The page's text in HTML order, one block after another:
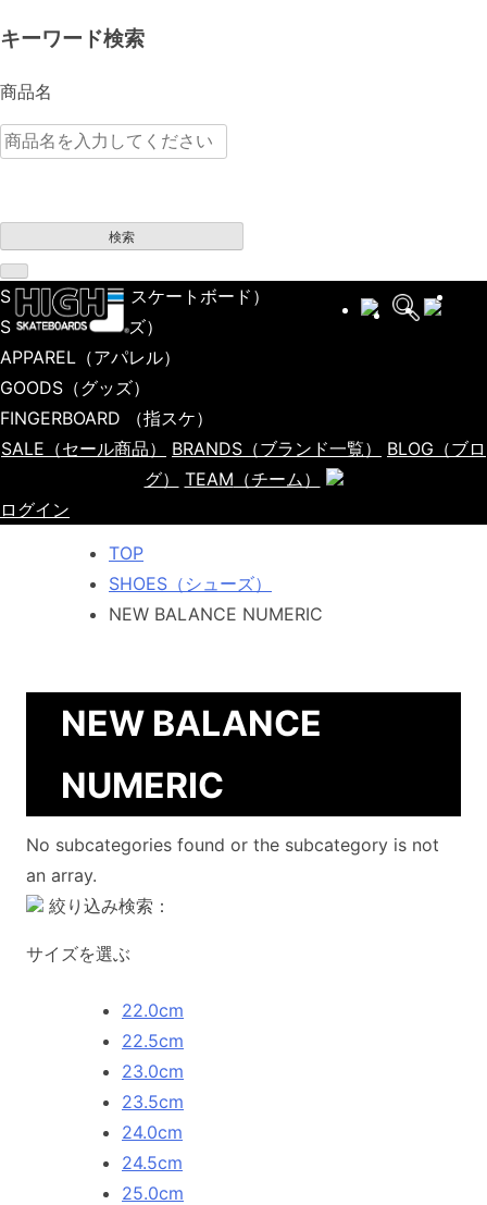
キーワード検索
商品名
検索
SKATEBOARD（スケートボード）
SHOES（シューズ）
APPAREL （アパレル）
GOODS （グッズ）
FINGERBOARD
（指スケ）
SALE （セール商品） BRANDS （ブランド一覧） BLOG （ブロ
グ）
TEAM （チーム）
ログイン
TOP
SHOES（シューズ）
NEW BALANCE NUMERIC
NEW BALANCE
NUMERIC
No subcategories found or the subcategory is not
an array.
絞り込み検索：
サイズを選ぶ
22.0cm
22.5cm
23.0cm
23.5cm
24.0cm
24.5cm
25.0cm